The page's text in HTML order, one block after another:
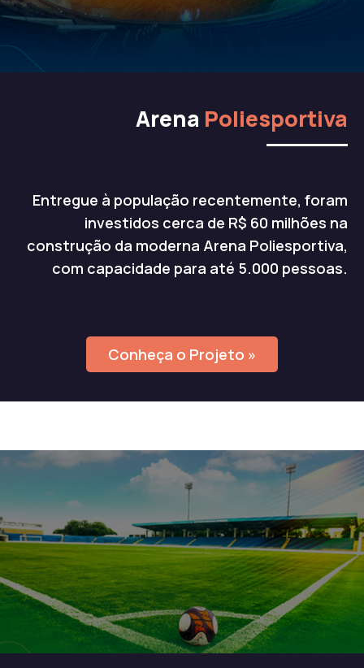
Arena Poliesportiva
Entregue à população recentemente, foram
investidos cerca de R$ 60 milhões na
construção da moderna Arena Poliesportiva,
com capacidade para até 5.000 pessoas.
Conheça o Projeto »